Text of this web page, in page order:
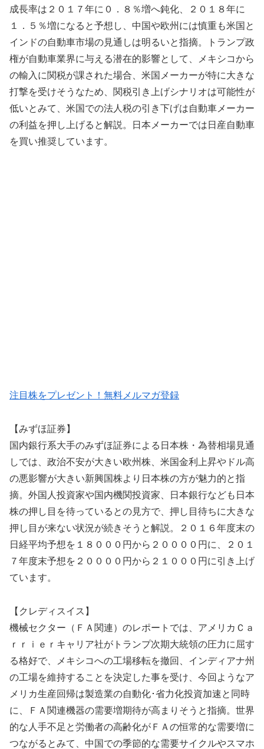
成長率は２０１７年に０．８％増へ鈍化、２０１８年に
１．５％増になると予想し、中国や欧州には慎重も米国と
インドの自動車市場の見通しは明るいと指摘。トランプ政
権が自動車業界に与える潜在的影響として、メキシコから
の輸入に関税が課された場合、米国メーカーが特に大きな
打撃を受けそうなため、関税引き上げシナリオは可能性が
低いとみて、米国での法人税の引き下げは自動車メーカー
の利益を押し上げると解説。日本メーカーでは日産自動車
を買い推奨しています。
注目株をプレゼント！無料メルマガ登録
【みずほ証券】
国内銀行系大手のみずほ証券による日本株・為替相場見通
しでは、政治不安が大きい欧州株、米国金利上昇やドル高
の悪影響が大きい新興国株より日本株の方が魅力的と指
摘。外国人投資家や国内機関投資家、日本銀行なども日本
株の押し目を待っているとの見方で、押し目待ちに大きな
押し目が来ない状況が続きそうと解説。２０１６年度末の
日経平均予想を１８０００円から２００００円に、２０１
７年度末予想を２００００円から２１０００円に引き上げ
ています。
【クレディスイス】
機械セクター（ＦＡ関連）のレポートでは、アメリカＣａ
ｒｒｉｅｒキャリア社がトランプ次期大統領の圧力に屈す
る格好で、メキシコへの工場移転を撤回、インディアナ州
の工場を維持することを決定した事を受け、今回ようなア
メリカ生産回帰は製造業の自動化･省力化投資加速と同時
に、ＦＡ関連機器の需要増期待が高まりそうと指摘。世界
的な人手不足と労働者の高齢化がＦＡの恒常的な需要増に
つながるとみて、中国での季節的な需要サイクルやスマホ